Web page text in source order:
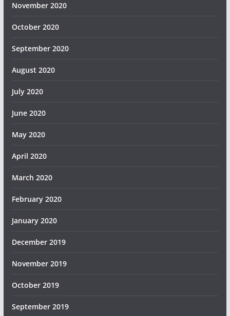
November 2020
October 2020
September 2020
August 2020
July 2020
June 2020
May 2020
April 2020
March 2020
February 2020
January 2020
December 2019
November 2019
October 2019
September 2019